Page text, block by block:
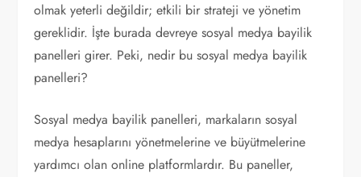
olmak yeterli değildir; etkili bir strateji ve yönetim
gereklidir. İşte burada devreye sosyal medya bayilik
panelleri girer. Peki, nedir bu sosyal medya bayilik
panelleri?
Sosyal medya bayilik panelleri, markaların sosyal
medya hesaplarını yönetmelerine ve büyütmelerine
yardımcı olan online platformlardır. Bu paneller,